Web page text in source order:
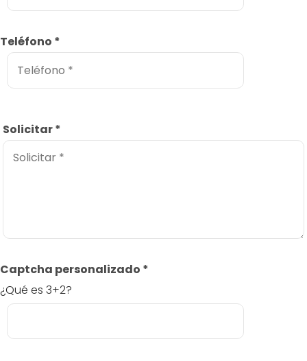
Teléfono *
Solicitar*
Captcha personalizado *
¿Qué es 3+2?